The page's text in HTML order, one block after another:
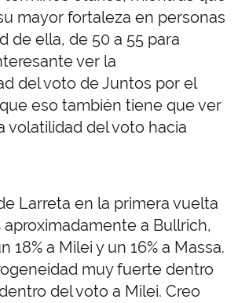
mayor fortaleza en personas
de ella, de 50 a 55 para
ver la
del voto de Juntos por el
eso también tiene que ver
volatilidad del voto hacia
Larreta en la primera vuelta
aproximadamente a Bullrich,
18% a Milei y un 16% a Massa.
muy fuerte dentro
del voto a Milei. Creo